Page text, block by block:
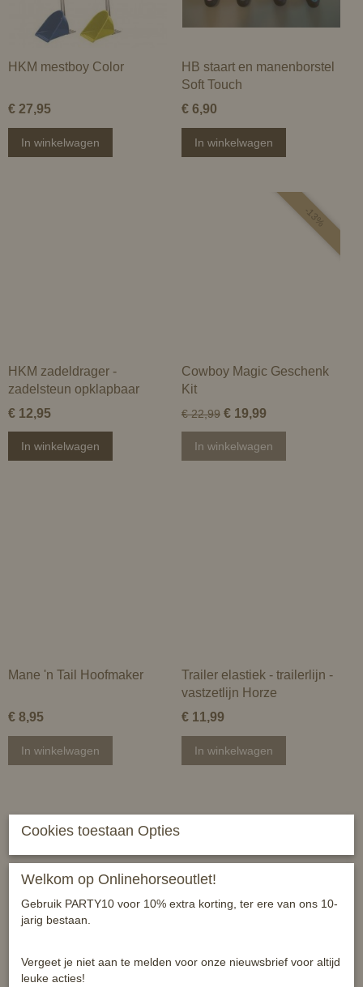
HKM mestboy Color
€ 27,95
In winkelwagen
HB staart en manenborstel
Soft Touch
€ 6,90
In winkelwagen
HKM zadeldrager -
zadelsteun opklapbaar
€ 12,95
In winkelwagen
-13%
Cowboy Magic Geschenk
Kit
€ 22,99 € 19,99
In winkelwagen
Mane 'n Tail Hoofmaker
€ 8,95
In winkelwagen
Trailer elastiek - trailerlijn -
vastzetlijn Horze
€ 11,99
In winkelwagen
Mane 'n Tail Mineral Ice -
Cookies toestaan Opties
Welkom op Onlinehorseoutlet!
Gebruik PARTY10 voor 10% extra korting, ter ere van ons 10-
jarig bestaan.
Vergeet je niet aan te melden voor onze nieuwsbrief voor altijd
leuke acties!